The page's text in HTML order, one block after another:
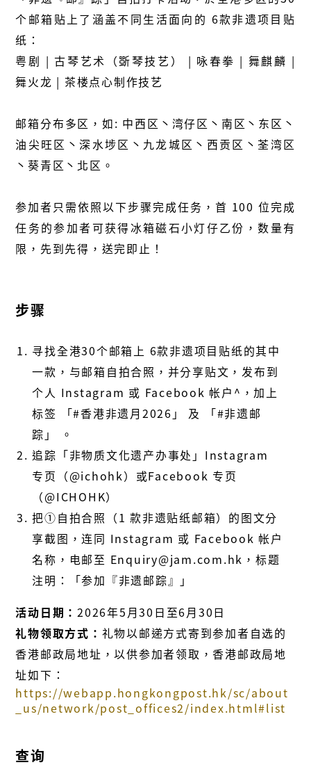
个邮箱贴上了涵盖不同生活面向的 6款非遗项目贴
纸：
粤剧 | 古琴艺术（斲琴技艺） | 咏春拳 | 舞麒麟 |
舞火龙 | 茶楼点心制作技艺
邮箱分布多区，如: 中西区丶湾仔区丶南区丶东区丶
油尖旺区丶深水埗区丶九龙城区丶西贡区丶荃湾区
丶葵青区丶北区。
参加者只需依照以下步骤完成任务，首 100 位完成
任务的参加者可获得冰箱磁石小灯仔乙份，数量有
限，先到先得，送完即止！
步骤
寻找全港30个邮箱上 6款非遗项目贴纸的其中
一款，与邮箱自拍合照，并分享贴文，发布到
个人 Instagram 或 Facebook 帐户^，加上
标签 「#香港非遗月2026」 及 「#非遗邮
踪」 。
追踪「非物质文化遗产办事处」 Instagram
专页（@ichohk）或Facebook 专页
（@ICHOHK）
把①自拍合照（1 款非遗贴纸邮箱）的图文分
享截图，连同 Instagram 或 Facebook 帐户
名称，电邮至 Enquiry@jam.com.hk ，标题
注明：「参加『非遗邮踪』」
活动日期：2026年5月30 日至6月 30日
礼物领取方式： 礼物以邮递方式寄到参加者自选的
香港邮政局地址，以供参加者领取，香港邮政局地
址如下：
https://webapp.hongkongpost.hk/sc/about
_us/network/post_offices2/index.html#list
查询